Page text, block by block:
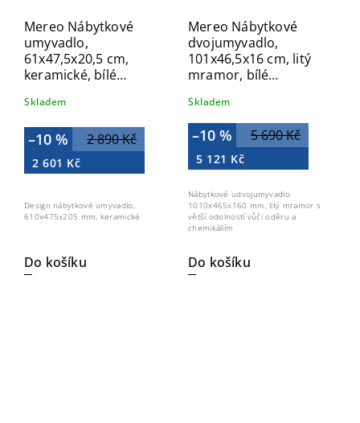
Mereo Nábytkové
umyvadlo,
61x47,5x20,5 cm,
keramické, bílé
Skladem
2 890 Kč
–10 %
2 601 Kč
Do košíku
Design nábytkové umyvadlo,
610x475x205 mm, keramické
Mereo Nábytkové
dvojumyvadlo,
101x46,5x16 cm, litý
mramor, bílé
Skladem
5 690 Kč
–10 %
5 121 Kč
Do košíku
Nábytkové udvojumyvadlo
1010x465x160 mm, litý mramor s
větší odolností vůči oděru a
chemikáliím